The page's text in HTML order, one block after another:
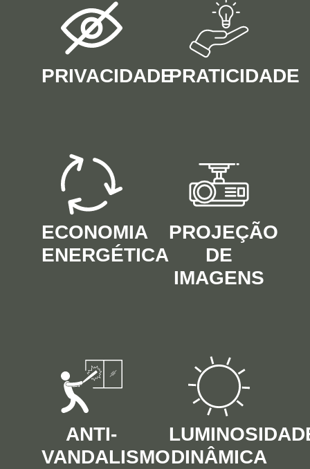
PRIVACIDADEPRATICIDADE
ECONOMIA
ENERGÉTICA
PROJEÇÃO
DE
IMAGENS
ANTI-
VANDALISMODINÂMICA